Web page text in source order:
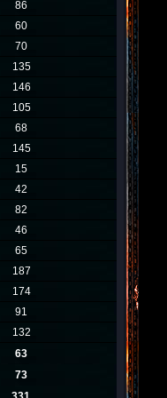
86
60
70
135
146
105
68
145
15
42
82
46
65
187
174
91
132
63
73